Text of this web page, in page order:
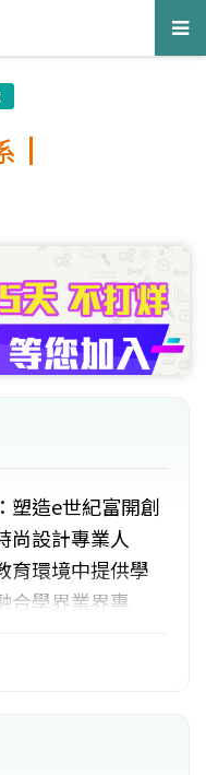
塑造e世紀富開創
尚設計專業人
育環境中提供學
合學界業界專
服裝設計、時